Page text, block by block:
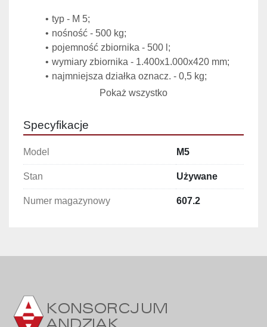
typ - M 5;
nośność - 500 kg;
pojemność zbiornika - 500 l;
wymiary zbiornika - 1.400x1.000x420 mm;
najmniejsza działka oznacz. - 0,5 kg;
dopuszczalne uchybienie - 0,3 kg.
Pokaż wszystko
Specyfikacje
Model M5
Stan Używane
Numer magazynowy 607.2